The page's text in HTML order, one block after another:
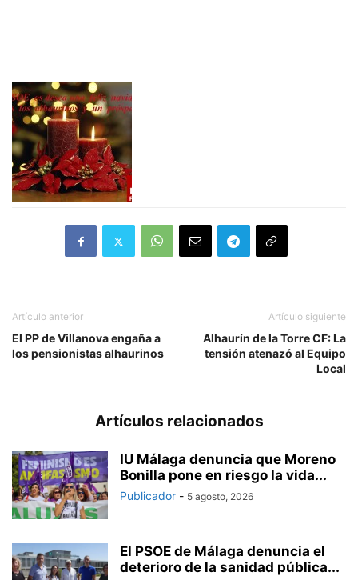
Artículo anterior
El PP de Villanova engaña a
los pensionistas alhaurinos
Artículo siguiente
Alhaurín de la Torre CF: La
tensión atenazó al Equipo
Local
Artículos relacionados
IU Málaga denuncia que Moreno
Bonilla pone en riesgo la vida...
Publicador - 5 agosto, 2026
El PSOE de Málaga denuncia el
deterioro de la sanidad pública...